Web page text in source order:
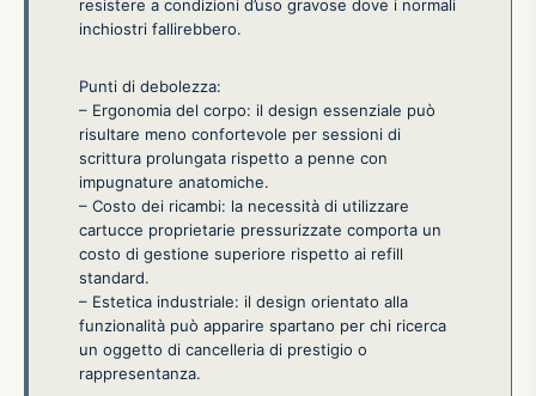
resistere a condizioni d’uso gravose dove i normali
inchiostri fallirebbero.
Punti di debolezza:
– Ergonomia del corpo: il design essenziale può
risultare meno confortevole per sessioni di
scrittura prolungata rispetto a penne con
impugnature anatomiche.
– Costo dei ricambi: la necessità di utilizzare
cartucce proprietarie pressurizzate comporta un
costo di gestione superiore rispetto ai refill
standard.
– Estetica industriale: il design orientato alla
funzionalità può apparire spartano per chi ricerca
un oggetto di cancelleria di prestigio o
rappresentanza.